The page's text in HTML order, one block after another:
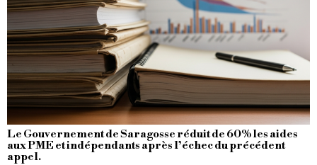
Le Gouvernement de Saragosse réduit de 60% les aides
aux PME et indépendants après l’échec du précédent
appel.